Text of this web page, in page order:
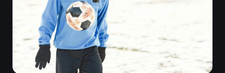
Trainingsalltag:Training leichter planen
Spieler & Verein:Spieler besser begleiten